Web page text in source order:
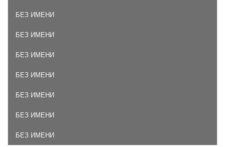
БЕЗ ИМЕНИ
БЕЗ ИМЕНИ
БЕЗ ИМЕНИ
БЕЗ ИМЕНИ
БЕЗ ИМЕНИ
БЕЗ ИМЕНИ
БЕЗ ИМЕНИ